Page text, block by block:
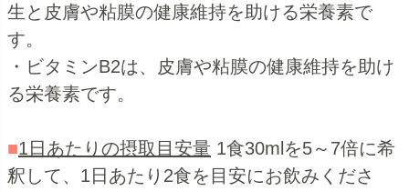
生と皮膚や粘膜の健康維持を助ける栄養素で
す。
・ビタミンB2は、皮膚や粘膜の健康維持を助け
る栄養素です。
■1日あたりの摂取目安量 1食30mlを5～7倍に希
釈して、1日あたり2食を目安にお飲みくださ